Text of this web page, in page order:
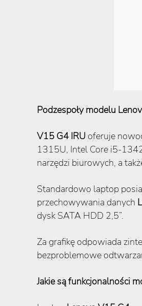
Podzespoły modelu
V15 G4 IRU oferuje
1315U, Intel Core i5-
narzędzi biurowych, a
Standardowo laptop
przechowywania danych
dysk SATA HDD 2,5”.
Za grafikę odpowiada
bezproblemowe
Jakie są funkcjonalności